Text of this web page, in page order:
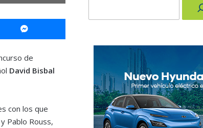
Messenger
de
David Bisbal
con los que
Pablo Rouss,